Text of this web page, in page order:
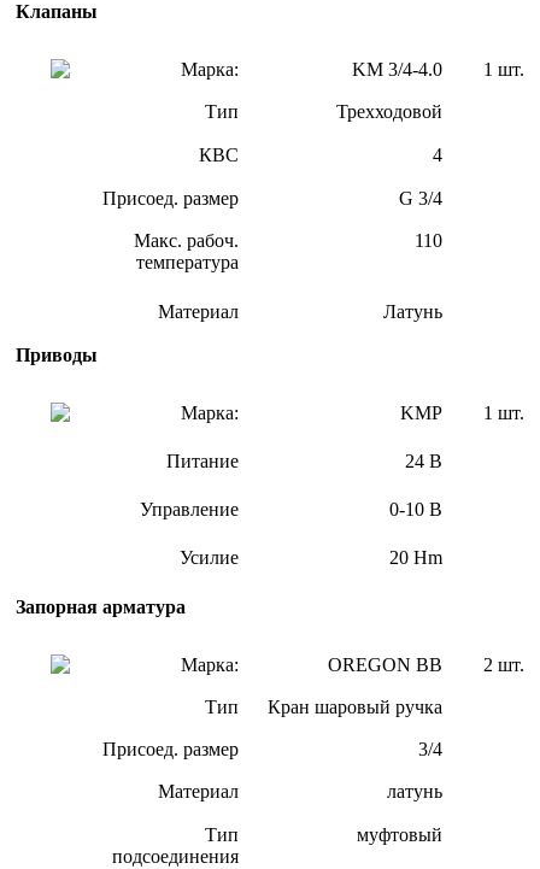
Клапаны
Марка: KM 3/4-4.0 1 шт.
Тип Трехходовой
КВС 4
Присоед. размер G 3/4
Макс. рабоч.
температура
110
Материал Латунь
Приводы
Марка: KMP 1 шт.
Питание 24 В
Управление 0-10 В
Усилие 20 Hm
Запорная арматура
Марка: OREGON ВВ 2 шт.
Тип Кран шаровый ручка
Присоед. размер 3/4
Материал латунь
Тип
подсоединения
муфтовый